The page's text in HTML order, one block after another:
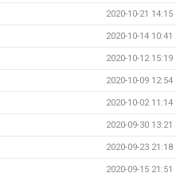
2020-10-21 14:15
2020-10-14 10:41
2020-10-12 15:19
2020-10-09 12:54
2020-10-02 11:14
2020-09-30 13:21
2020-09-23 21:18
2020-09-15 21:51